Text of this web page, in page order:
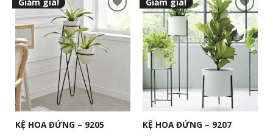
Giảm giá!
KỆ HOA ĐỨNG – 9205
Giảm giá!
KỆ HOA ĐỨNG – 9207